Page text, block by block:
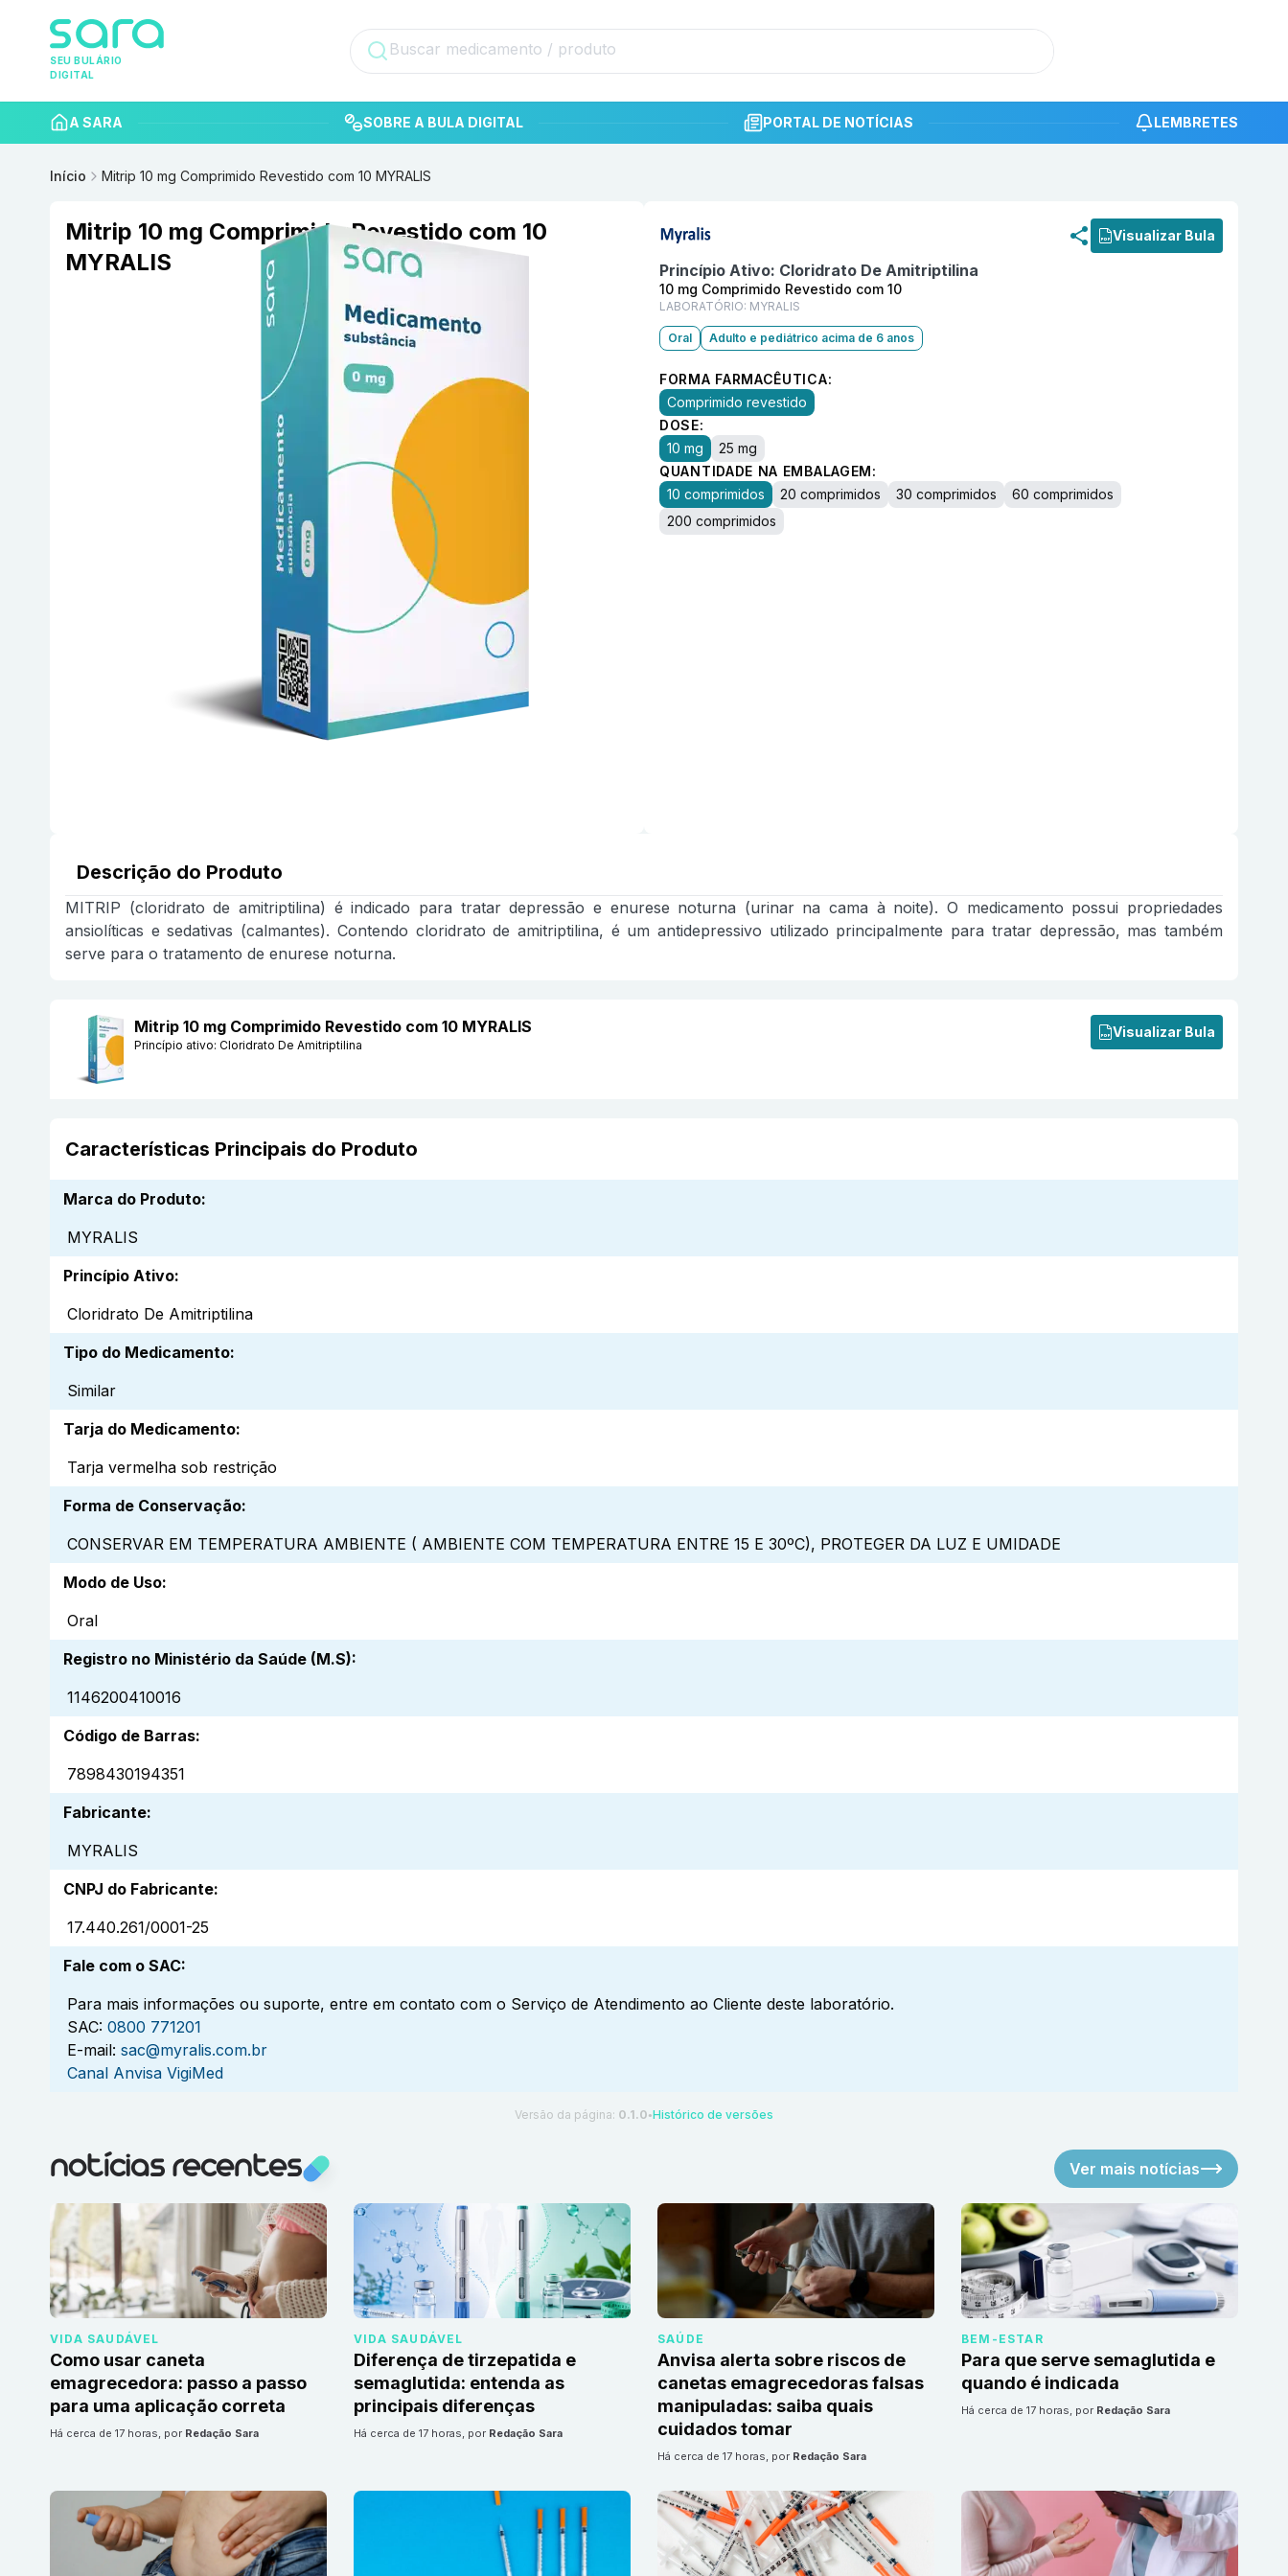
SEU BULÁRIO
DIGITAL
A SARA SOBRE A BULA DIGITAL PORTAL DE NOTÍCIAS LEMBRETES
Início Mitrip 10 mg Comprimido Revestido com 10 MYRALIS
Mitrip 10 mg Comprimido Revestido com 10
MYRALIS
Visualizar Bula
Princípio Ativo: Cloridrato De Amitriptilina
10 mg Comprimido Revestido com 10
LABORATÓRIO: MYRALIS
Oral Adulto e pediátrico acima de 6 anos
FORMA FARMACÊUTICA:
Comprimido revestido
DOSE:
10 mg
25 mg
QUANTIDADE NA EMBALAGEM:
10 comprimidos
20 comprimidos 30 comprimidos
60 comprimidos
200 comprimidos
Descrição do Produto
MITRIP (cloridrato de amitriptilina) é indicado para tratar depressão e enurese noturna (urinar na cama à noite). O medicamento possui propriedades
ansiolíticas e sedativas (calmantes). Contendo cloridrato de amitriptilina, é um antidepressivo utilizado principalmente para tratar depressão, mas também
serve para o tratamento de enurese noturna.
Mitrip 10 mg Comprimido Revestido com 10 MYRALIS
Princípio ativo: Cloridrato De Amitriptilina
Visualizar Bula
Características Principais do Produto
Marca do Produto:
MYRALIS
Princípio Ativo:
Cloridrato De Amitriptilina
Tipo do Medicamento:
Similar
Tarja do Medicamento:
Tarja vermelha sob restrição
Forma de Conservação:
CONSERVAR EM TEMPERATURA AMBIENTE ( AMBIENTE COM TEMPERATURA ENTRE 15 E 30ºC), PROTEGER DA LUZ E UMIDADE
Modo de Uso:
Oral
Registro no Ministério da Saúde (M.S):
1146200410016
Código de Barras:
7898430194351
Fabricante:
MYRALIS
CNPJ do Fabricante:
17.440.261/0001-25
Fale com o SAC:
Para mais informações ou suporte, entre em contato com o Serviço de Atendimento ao Cliente deste laboratório.
SAC: 0800 771201
E-mail: sac@myralis.com.br
Canal Anvisa VigiMed
Versão da página: 0.1.0 ●Histórico de versões
notícias recentes Ver mais notícias
VIDA SAUDÁVEL
Como usar caneta
emagrecedora: passo a passo
para uma aplicação correta
há cerca de 17 horas, por Redação Sara
VIDA SAUDÁVEL
Diferença de tirzepatida e
semaglutida: entenda as
principais diferenças
há cerca de 17 horas, por Redação Sara
SAÚDE
Anvisa alerta sobre riscos de
canetas emagrecedoras falsas
manipuladas: saiba quais
cuidados tomar
há cerca de 17 horas, por Redação Sara
BEM-ESTAR
Para que serve semaglutida e
quando é indicada
há cerca de 17 horas, por Redação Sara